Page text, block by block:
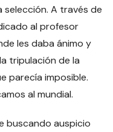
selección. A través de
al profesor
les daba ánimo y
tripulación de la
parecía imposible.
al mundial.
buscando auspicio